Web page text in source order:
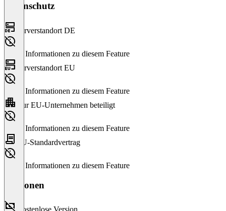
Datenschutz
Serverstandort DE
Keine Informationen zu diesem Feature
Serverstandort EU
Keine Informationen zu diesem Feature
Nur EU-Unternehmen beteiligt
Keine Informationen zu diesem Feature
EU-Standardvertrag
Keine Informationen zu diesem Feature
Versionen